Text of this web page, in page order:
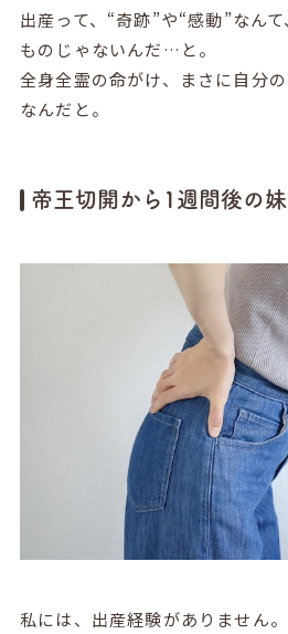
出産って、“奇跡”や“感動”なん
ものじゃないんだ…と。
全身全霊の命がけ、まさに自分
なんだと。
帝王切開から1週間後の
私には、出産経験がありません。